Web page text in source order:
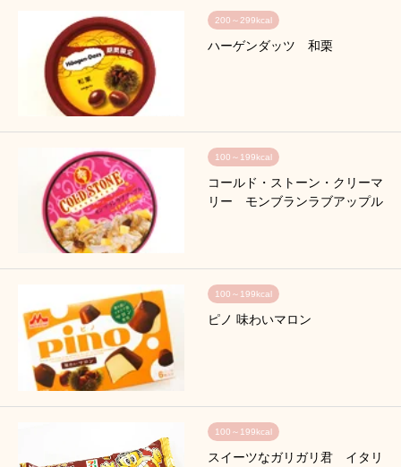
200～299kcal
ハーゲンダッツ 和栗
100～199kcal
コールド・ストーン・クリーマ
リー モンブランラブアップル
100～199kcal
ピノ 味わいマロン
100～199kcal
スイーツなガリガリ君 イタリ